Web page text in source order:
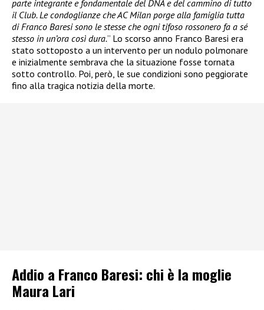
parte integrante e fondamentale del DNA e del cammino di tutto
il Club. Le condoglianze che AC Milan porge alla famiglia tutta
di Franco Baresi sono le stesse che ogni tifoso rossonero fa a sé
stesso in un’ora così dura.” Lo scorso anno Franco Baresi era
stato sottoposto a un intervento per un nodulo polmonare
e inizialmente sembrava che la situazione fosse tornata
sotto controllo. Poi, però, le sue condizioni sono peggiorate
fino alla tragica notizia della morte.
Addio a Franco Baresi: chi è la moglie
Maura Lari